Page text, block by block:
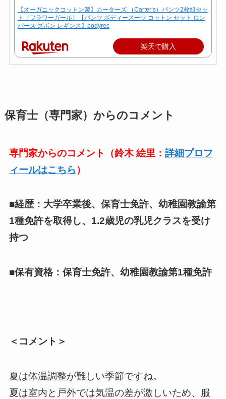
【オーガニックコットン製】カーターズ （Carter’s）パンツ2枚組セッ
ト（フラワーガール）【パンツ ボディースーツ コットン セット ロン
パース ズボン レギンス】bodyrec
楽天で購入
保育士（専門家）からのコメント
専門家からのコメント（鈴木 絵里： 詳細プロフ
ィールはこちら ）
■経歴：大学卒業後、保育士免許、幼稚園教諭第
1種免許を取得し、1.2歳児の乳児クラスを受け
持つ
■保有資格： 保育士免許、幼稚園教諭第1種免許
＜コメント＞
夏は体温調整が難しい季節ですね。
夏は室内と戸外では気温の差が激しいため、服